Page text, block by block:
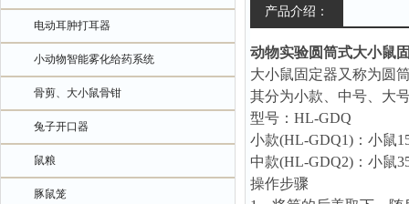
电动耳肿打耳器
小动物智能雾化给药系统
骨剪、大小鼠骨钳
兔子开口器
鼠粮
豚鼠笼
产品介绍：
动物实验圆筒式大小鼠
大小鼠固定器又称为圆
其分为小款、中号、大
型号： HL-GDQ
小款(HL-GDQ1) ：小鼠
中款(HL-GDQ2) ： 小鼠
操作步骤